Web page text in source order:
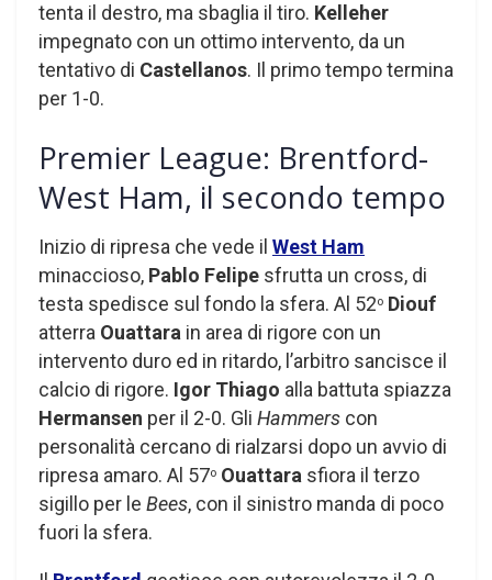
tenta il destro, ma sbaglia il tiro. Kelleher
impegnato con un ottimo intervento, da un
tentativo di Castellanos. Il primo tempo termina
per 1-0.
Premier League: Brentford-
West Ham, il secondo tempo
Inizio di ripresa che vede il West Ham
minaccioso, Pablo Felipe sfrutta un cross, di
testa spedisce sul fondo la sfera. Al 52o Diouf
atterra Ouattara in area di rigore con un
intervento duro ed in ritardo, l’arbitro sancisce il
calcio di rigore. Igor Thiago alla battuta spiazza
Hermansen per il 2-0. Gli Hammers con
personalità cercano di rialzarsi dopo un avvio di
ripresa amaro. Al 57o Ouattara sfiora il terzo
sigillo per le Bees, con il sinistro manda di poco
fuori la sfera.